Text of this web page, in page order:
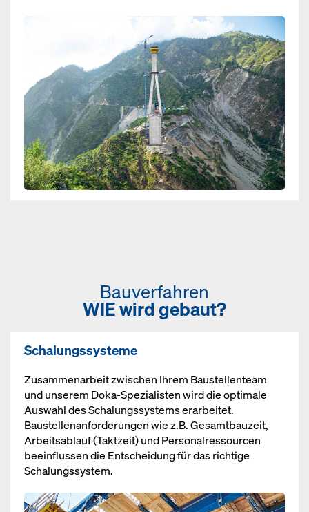
Bauverfahren
WIE wird gebaut?
Schalungssysteme
Zusammenarbeit zwischen Ihrem Baustellenteam
und unserem Doka-Spezialisten wird die optimale
Auswahl des Schalungssystems erarbeitet.
Baustellenanforderungen wie z.B. Gesamtbauzeit,
Arbeitsablauf (Taktzeit) und Personalressourcen
beeinflussen die Entscheidung für das richtige
Schalungssystem.
Open